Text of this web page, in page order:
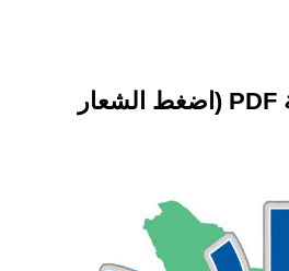
الاصدارات السابقة PDF (اضغط الشعار